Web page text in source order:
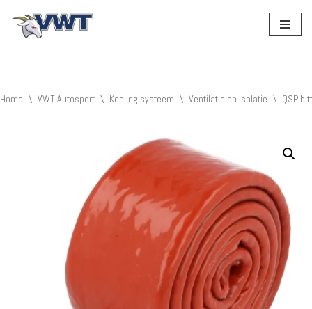
Home \ VWT Autosport \ Koeling systeem \ Ventilatie en isolatie \ QSP